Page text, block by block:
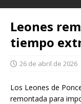
Leones
tiempo
26 de abril de 2026
Los Leones de
remontada para